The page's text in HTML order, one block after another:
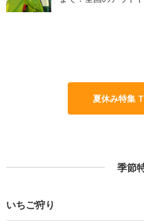
夏休み特集
季節
いちご狩り